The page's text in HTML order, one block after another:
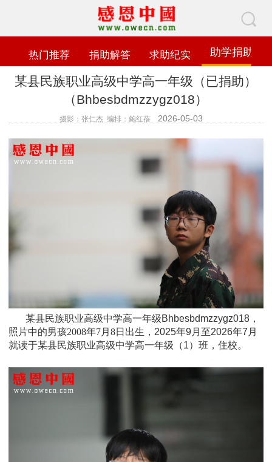
热门推荐 捐助解答 求助纪实 助学捐助
某县民族职业高级中学高一年级（已捐助）
（Bhbesbdmzzygz018）
摄影：张仁杰 编排：鲍红蓓 2026-05-03
某县民族职业高级中学高一年级Bhbesbdmzzygz018，
照片中的男孩2008年7月8日 出生， 2025年9月至2026年7月
就读于某县民族职业高级中学高一年级 （1）班 ，住校。